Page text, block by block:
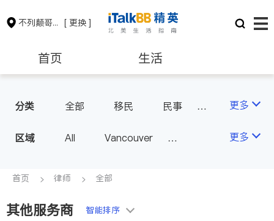
不列颠哥伦比亚省 [ 更换 ]
首页 生活
保险理财 房地产租售
会计师
分类 全部 移民
民事
更多
区域 All
Vancouver
Surrey
Port Coquitlam
更多
首页 律师 全部
其他服务商 智能排序